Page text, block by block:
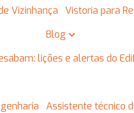
Vizinhança
Vistoria para
Blog
lições e alertas do
Assistente técnico